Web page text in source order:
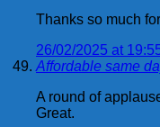
Thanks so much
26/02/2025 at
Affordable same
A round of
Great.